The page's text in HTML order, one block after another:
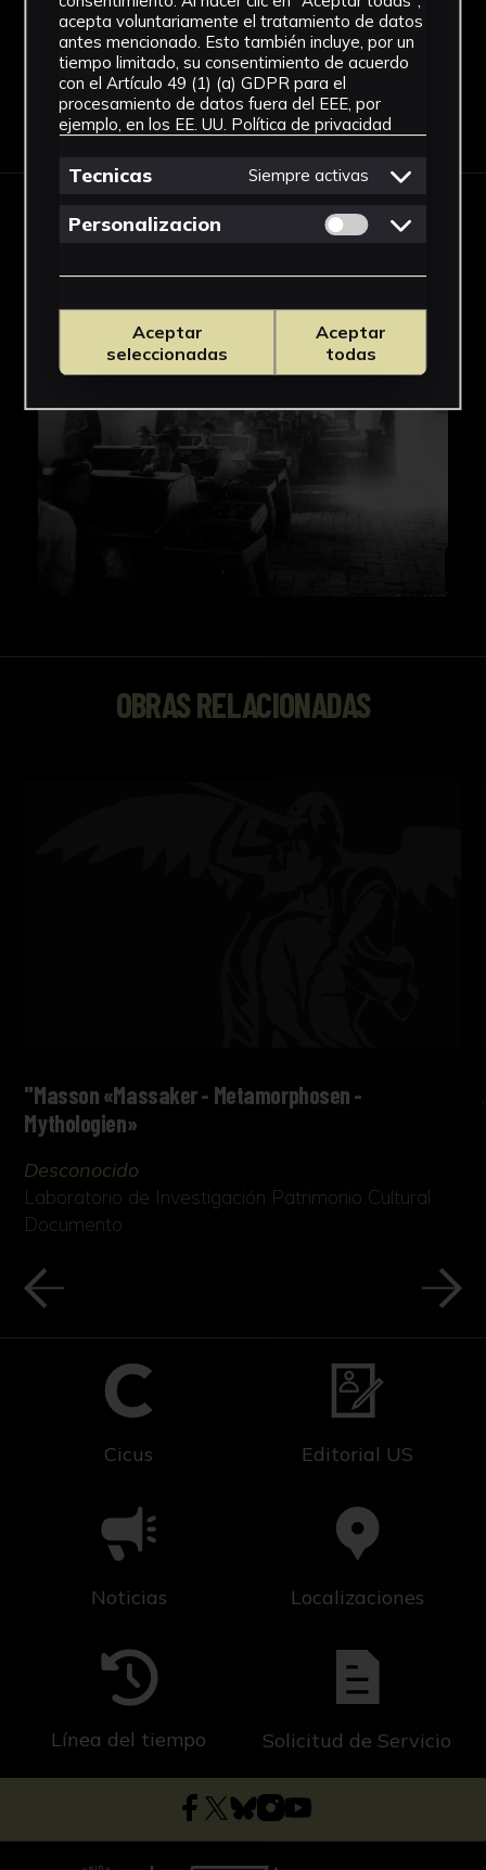
Descargar Ficha
IMÁGENES
OBRAS RELACIONADAS
"Masson «Massaker - Metamorphosen -
Mythologien»
Desconocido
Laboratorio de Investigación Patrimonio Cultural
Documento
Cicus Editorial US
Noticias Localizaciones
Línea del tiempo Solicitud de Servicio
acepta voluntariamente el tratamiento de datos
antes mencionado. Esto también incluye, por un
tiempo limitado, su consentimiento de acuerdo
con el Artículo 49 (1) (a) GDPR para el
procesamiento de datos fuera del EEE, por
ejemplo, en los EE. UU. Política de privacidad
Tecnicas Siempre activas
Personalizacion Permitir cookies
Aceptar
seleccionadas
Aceptar
todas